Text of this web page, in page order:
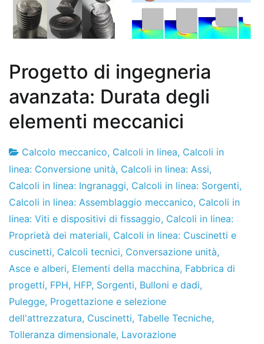
Progetto di ingegneria
avanzata: Durata degli
elementi meccanici
Fabbrica
di
progetti
14
de
febbraio
de
2020
Calcolo meccanico, Calcoli in linea, Calcoli in
linea: Conversione unità, Calcoli in linea: Assi,
Calcoli in linea: Ingranaggi, Calcoli in linea: Sorgenti,
Calcoli in linea: Assemblaggio meccanico, Calcoli in
linea: Viti e dispositivi di fissaggio, Calcoli in linea:
Proprietà dei materiali, Calcoli in linea: Cuscinetti e
cuscinetti, Calcoli tecnici, Conversazione unità,
Asce e alberi, Elementi della macchina, Fabbrica di
progetti, FPH, HFP, Sorgenti, Bulloni e dadi,
Pulegge, Progettazione e selezione
dell'attrezzatura, Cuscinetti, Tabelle Tecniche,
Tolleranza dimensionale, Lavorazione